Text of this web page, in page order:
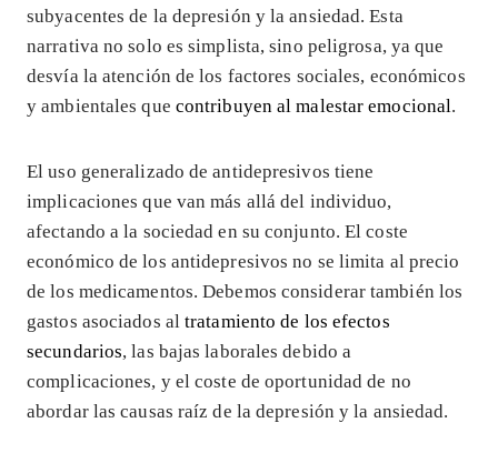
subyacentes de la depresión y la ansiedad. Esta
narrativa no solo es simplista, sino peligrosa, ya que
desvía la atención de los factores sociales, económicos
y ambientales que contribuyen al malestar emocional.
El uso generalizado de antidepresivos tiene
implicaciones que van más allá del individuo,
afectando a la sociedad en su conjunto. El coste
económico de los antidepresivos no se limita al precio
de los medicamentos. Debemos considerar también los
gastos asociados altratamiento de los efectos
secundarios, las bajas laborales debido a
complicaciones, y el coste de oportunidad de no
abordar las causas raíz de la depresión y la ansiedad.